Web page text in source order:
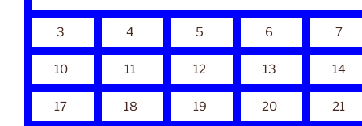
3 4 5 6 7
10 11 12 13 14
17 18 19 20 21